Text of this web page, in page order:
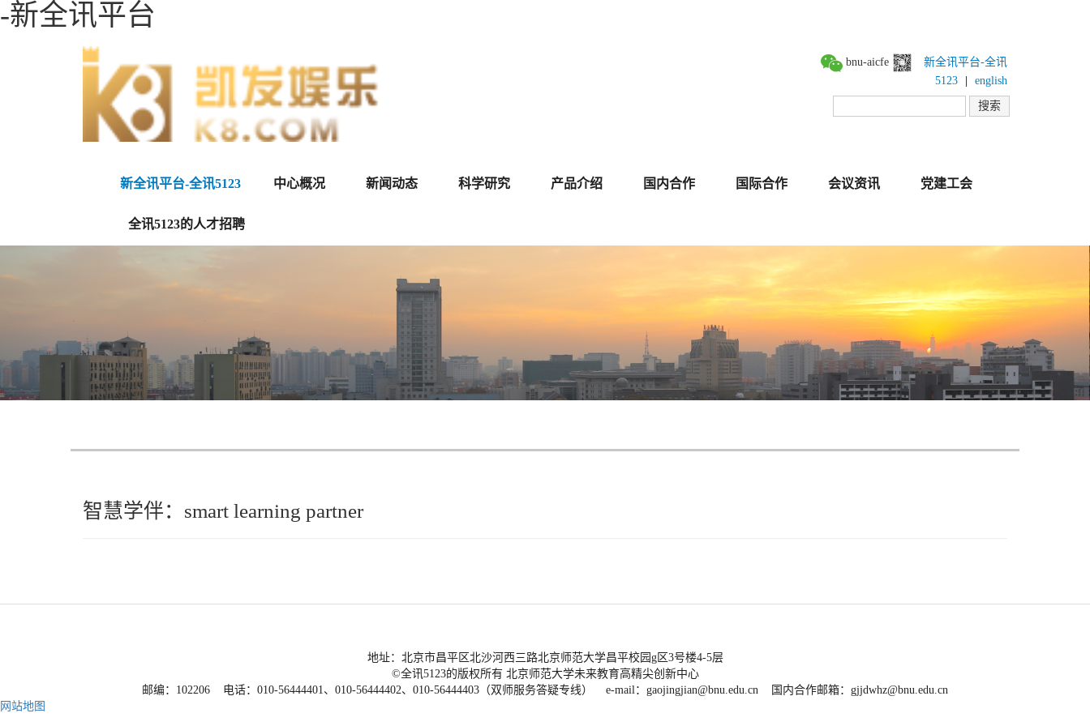
-新全讯平台
bnu-aicfe
新全讯平台-全讯
5123
english
新全讯平台-全讯5123 中心概况 新闻动态 科学研究 产品介绍 国内合作 国际合作 会议资讯 党建工会
全讯5123的人才招聘
智慧学伴：smart learning partner
地址：北京市昌平区北沙河西三路北京师范大学昌平校园g区3号楼4-5层
©全讯5123的版权所有 北京师范大学未来教育高精尖创新中心
邮编：102206 电话：010-56444401、010-56444402、010-56444403（双师服务答疑专线） e-mail： gaojingjian@bnu.edu.cn 国内合作邮箱： gjjdwhz@bnu.edu.cn
网站地图